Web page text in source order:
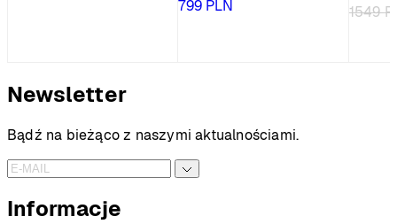
799 PLN 1549
Newsletter
Bądź na bieżąco z naszymi aktualnościami.
Informacje